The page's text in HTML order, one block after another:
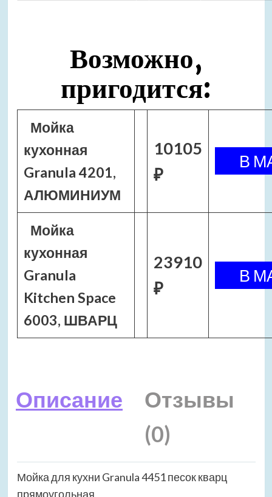
Возможно,
пригодится:
Мойка
кухонная
Granula 4201,
АЛЮМИНИУМ
10105
₽
Мойка
кухонная
Granula
Kitchen Space
6003, ШВАРЦ
23910
₽
Описание
Отзывы
(0)
Мойка для кухни Granula 4451 песок кварц
прямоугольная